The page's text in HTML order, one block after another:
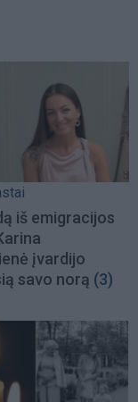
iš emigracijos
įvardijo
savo norą (3)